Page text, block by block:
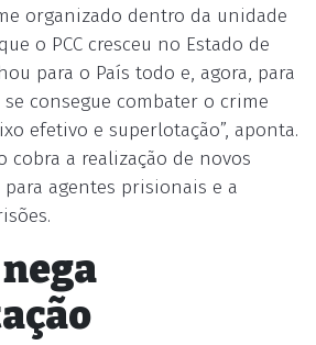
organizado dentro da unidade
o PCC cresceu no Estado de
para o País todo e, agora, para
consegue combater o crime
efetivo e superlotação”, aponta.
cobra a realização de novos
agentes prisionais e a